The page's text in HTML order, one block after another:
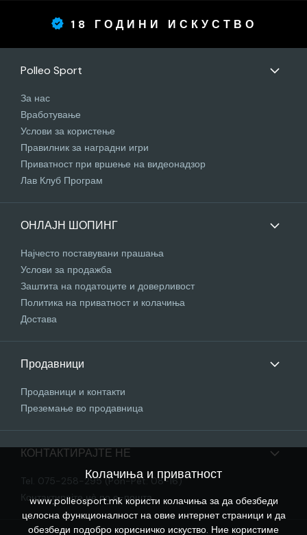
18 ГОДИНИ ИСКУСТВО
Polleo Sport
За нас
Вработување
Услови за користење
Правилник за наградни игри
Приватност при вршење на видеонадзор
Лав Клуб Програм
ОНЛАЈН ШОПИНГ
Најчесто поставувани прашања
Услови за продажба
Заштита на податоците и доверливост
Политика на приватност и колачиња
Достава
Продавници
Продавници и контакти
Преземање во продавница
КОНТАКТИРАЈТЕ НЕ
Tel. 075-258-295 (Pon-Pet: 08-16)
Контактирајте нѐ по е-пошта
Колачиња и приватност
www.polleosport.mk користи колачиња за да обезбеди
целосна функционалност на овие интернет страници и да
обезбеди подобро корисничко искуство. Ние користиме